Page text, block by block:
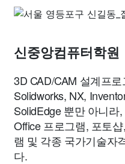
신중앙컴퓨터학원
3D CAD/CAM 설계프
Solidworks, NX,
SolidEdge 뿐만 아니라,
Office 프로그램, 포토
램 및 각종 국가기술자
다.